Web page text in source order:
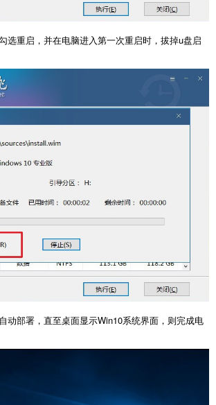
选重启，并在电脑进入第一次重启时，拔掉u盘启
动部署，直至桌面显示Win10系统界面，则完成电